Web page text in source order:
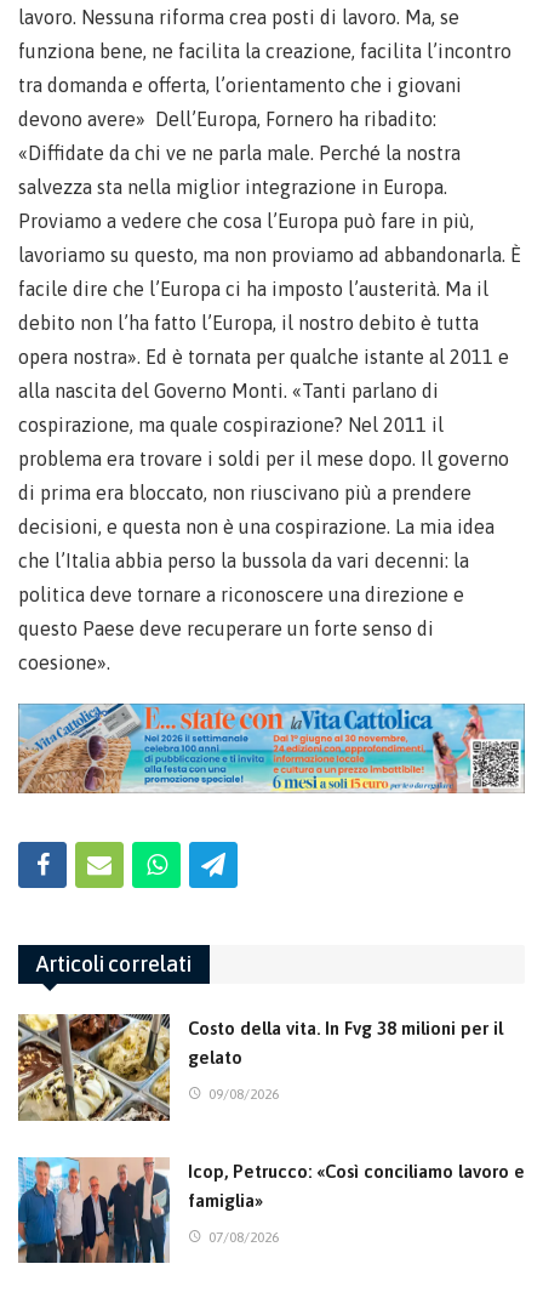
lavoro. Nessuna riforma crea posti di lavoro. Ma, se
funziona bene, ne facilita la creazione, facilita l’incontro
tra domanda e offerta, l’orientamento che i giovani
devono avere» Dell’Europa, Fornero ha ribadito:
«Diffidate da chi ve ne parla male. Perché la nostra
salvezza sta nella miglior integrazione in Europa.
Proviamo a vedere che cosa l’Europa può fare in più,
lavoriamo su questo, ma non proviamo ad abbandonarla. È
facile dire che l’Europa ci ha imposto l’austerità. Ma il
debito non l’ha fatto l’Europa, il nostro debito è tutta
opera nostra». Ed è tornata per qualche istante al 2011 e
alla nascita del Governo Monti. «Tanti parlano di
cospirazione, ma quale cospirazione? Nel 2011 il
problema era trovare i soldi per il mese dopo. Il governo
di prima era bloccato, non riuscivano più a prendere
decisioni, e questa non è una cospirazione. La mia idea
che l’Italia abbia perso la bussola da vari decenni: la
politica deve tornare a riconoscere una direzione e
questo Paese deve recuperare un forte senso di
coesione».
Articoli correlati
Costo della vita. In Fvg 38 milioni per il
gelato
09/08/2026
Icop, Petrucco: «Così conciliamo lavoro e
famiglia»
07/08/2026